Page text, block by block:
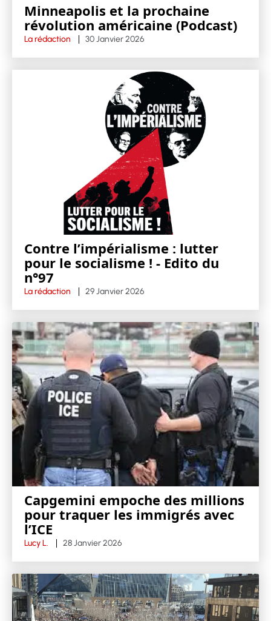
Minneapolis et la prochaine
révolution américaine (Podcast)
La rédaction 30 Janvier 2026
Contre l’impérialisme : lutter
pour le socialisme ! - Edito du
n°97
La rédaction 29 Janvier 2026
Capgemini empoche des millions
pour traquer les immigrés avec
l’ICE
Lucy L. 28 Janvier 2026